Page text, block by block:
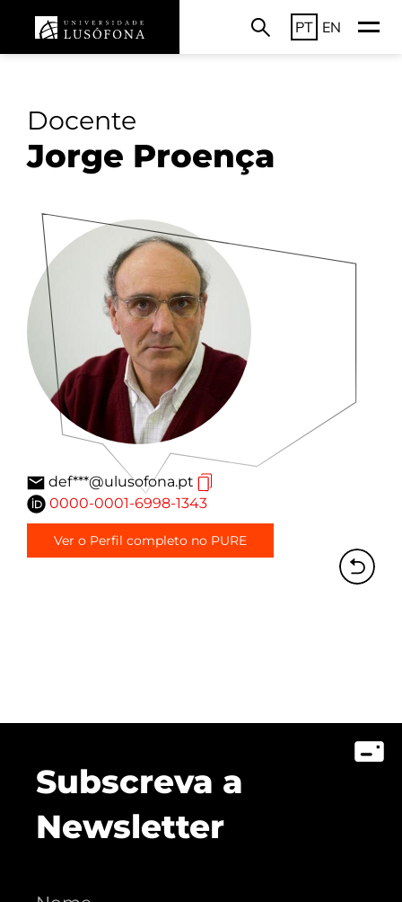
PT EN
Docente
Jorge Proença
def***@ulusofona.pt
0000-0001-6998-1343
Ver o Perfil completo no PURE
Subscreva a
Newsletter